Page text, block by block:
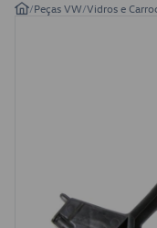
/Peças VW/Vidros e